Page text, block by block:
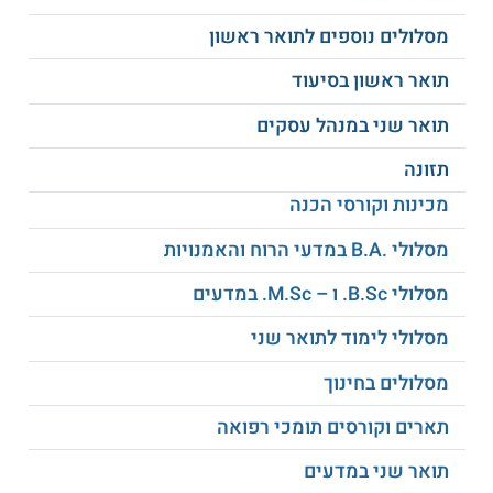
גם הרצאות אורח בתחומים רבים כגון: תרופות ושינוי משקל,
ניתוחים בריאטריים, אפליה על רקע משקל-זווית משפטית ועוד.
למידע נוסף לחצו:
מסלולים נוספים לתואר ראשון
תואר ראשון בסיעוד
תואר שני במנהל עסקים
תזונה
מכינות וקורסי הכנה
מסלולי .B.A במדעי הרוח והאמנויות
מסלולי B.Sc. ו – M.Sc. במדעים
מסלולי לימוד לתואר שני
מסלולים בחינוך
תארים וקורסים תומכי רפואה
תואר שני במדעים